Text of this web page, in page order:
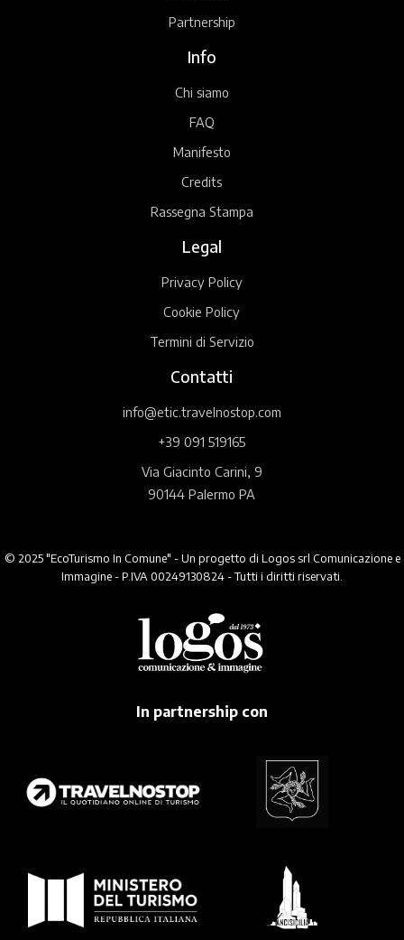
Partnership
Info
Chi siamo
FAQ
Manifesto
Credits
Rassegna Stampa
Legal
Privacy Policy
Cookie Policy
Termini di Servizio
Contatti
info@etic.travelnostop.com
+39 091 519165
Via Giacinto Carini, 9
90144 Palermo PA
© 2025 "EcoTurismo In Comune" - Un progetto di Logos srl Comunicazione e
Immagine - P.IVA 00249130824 - Tutti i diritti riservati.
In partnership con